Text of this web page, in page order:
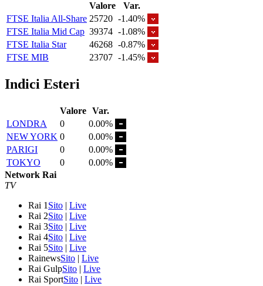
Valore
Var.
FTSE Italia All-Share 25720 -1.40%
FTSE Italia Mid Cap 39374 -1.08%
FTSE Italia Star
46268 -0.87%
FTSE MIB
23707 -1.45%
Indici Esteri
Valore Var.
LONDRA
0
0.00%
NEW YORK 0
0.00%
PARIGI
0
0.00%
TOKYO
0
0.00%
Network Rai
TV
Rai 1 Sito | Live
Rai 2Sito | Live
Rai 3Sito | Live
Rai 4Sito | Live
Rai 5Sito | Live
RainewsSito | Live
Rai GulpSito | Live
Rai SportSito | Live